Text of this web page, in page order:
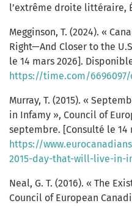
l’extrême droite littéraire,
Megginson, T. (2024). «
Right—And Closer to the
le 14 mars 2026].
https://time.com/
Murray, T. (2015). «
in Infamy », Council of
septembre. [Consulté le 14
https://
2015-day-that-will-live-in-
Neal, G. T. (2016). « The
Council of European